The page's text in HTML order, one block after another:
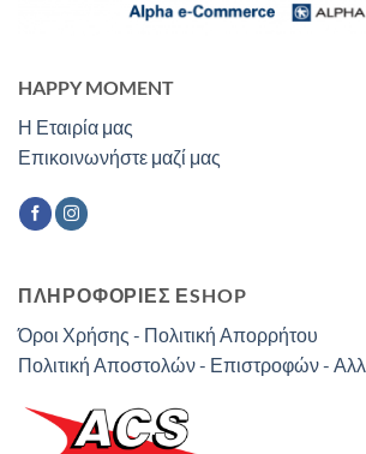
HAPPY MOMENT
Η Εταιρία μας
Επικοινωνήστε μαζί μας
ΠΛΗΡΟΦΟΡΙΕΣ ΕSHOP
Όροι Χρήσης - Πολιτική Απορρήτου
Πολιτική Αποστολών - Επιστροφών -